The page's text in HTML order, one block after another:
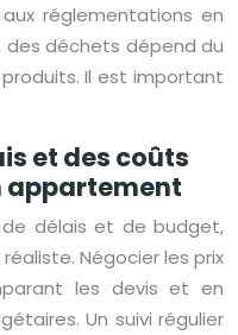
réglementations en
des déchets dépend du
Il est important
et des coûts
appartement
délais et de budget,
Négocier les prix
les devis et en
Un suivi régulier